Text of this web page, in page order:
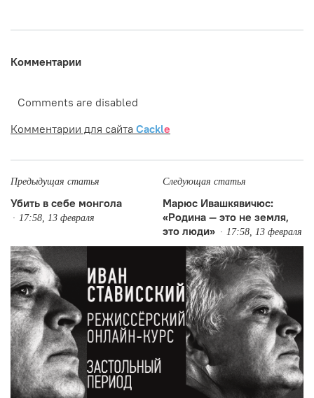
Комментарии
Comments are disabled
Комментарии для сайта Cackle
Предыдущая статья
Убить в себе монгола
17:58, 13 февраля
Следующая статья
Марюс Ивашкявичюс:
«Родина — это не земля,
это люди»
17:58, 13 февраля